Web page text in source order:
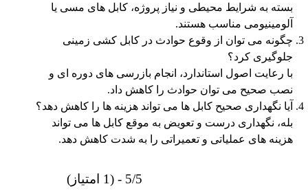
بسته به شرایط محیطی و نیاز پروژه، کابل‌ های مسی یا
آلومینیومی مناسب هستند.
چگونه می‌ توان از وقوع حوادث در کابل کشی زمینی
جلوگیری کرد؟
با رعایت اصول استاندارد، انجام بازرسی‌ های دوره‌ ای و
نصب صحیح می‌ توان حوادث را کاهش داد.
آیا نگهداری صحیح کابل‌ ها می‌ تواند هزینه‌ ها را کاهش دهد؟
بله، نگهداری درست و تعویض به‌ موقع کابل‌ ها می‌ تواند
هزینه‌ های عملیاتی و تعمیراتی را به‌ شدت کاهش دهد.
5/5 - (1 امتیاز)